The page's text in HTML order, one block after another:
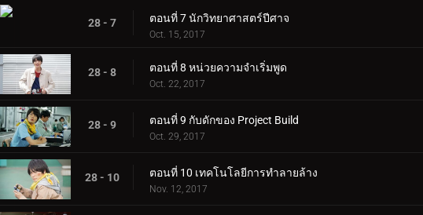
28 - 7 ตอนที่ 7 นักวิทยาศาสตร์ปีศาจ
Oct. 15, 2017
28 - 8 ตอนที่ 8 หน่วยความจำเริ่มพูด
Oct. 22, 2017
28 - 9 ตอนที่ 9 กับดักของ Project Build
Oct. 29, 2017
28 - 10 ตอนที่ 10 เทคโนโลยีการทำลายล้าง
Nov. 12, 2017